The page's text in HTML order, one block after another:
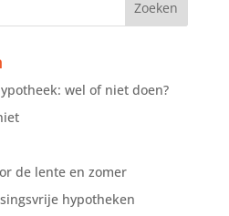
wel of niet doen?
de lente en zomer
hypotheken